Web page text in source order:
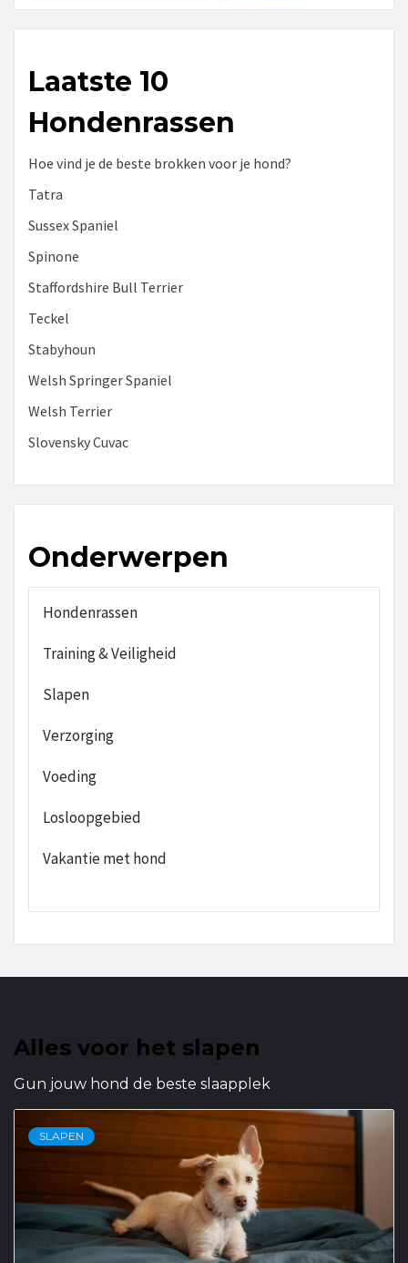
Laatste 10
Hondenrassen
Hoe vind je de beste brokken voor je hond?
Tatra
Sussex Spaniel
Spinone
Staffordshire Bull Terrier
Teckel
Stabyhoun
Welsh Springer Spaniel
Welsh Terrier
Slovensky Cuvac
Onderwerpen
Hondenrassen
Training & Veiligheid
Slapen
Verzorging
Voeding
Losloopgebied
Vakantie met hond
Alles voor het slapen
Gun jouw hond de beste slaapplek
SLAPEN